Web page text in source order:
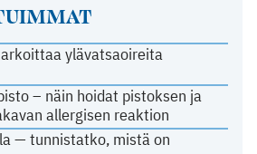
ylävatsaoireita
– näin hoidat pistoksen ja
allergisen reaktion
— tunnistatko, mistä on